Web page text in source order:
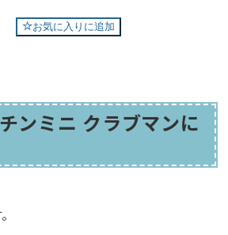
お気に入りに追加
ンミニ クラブマンに